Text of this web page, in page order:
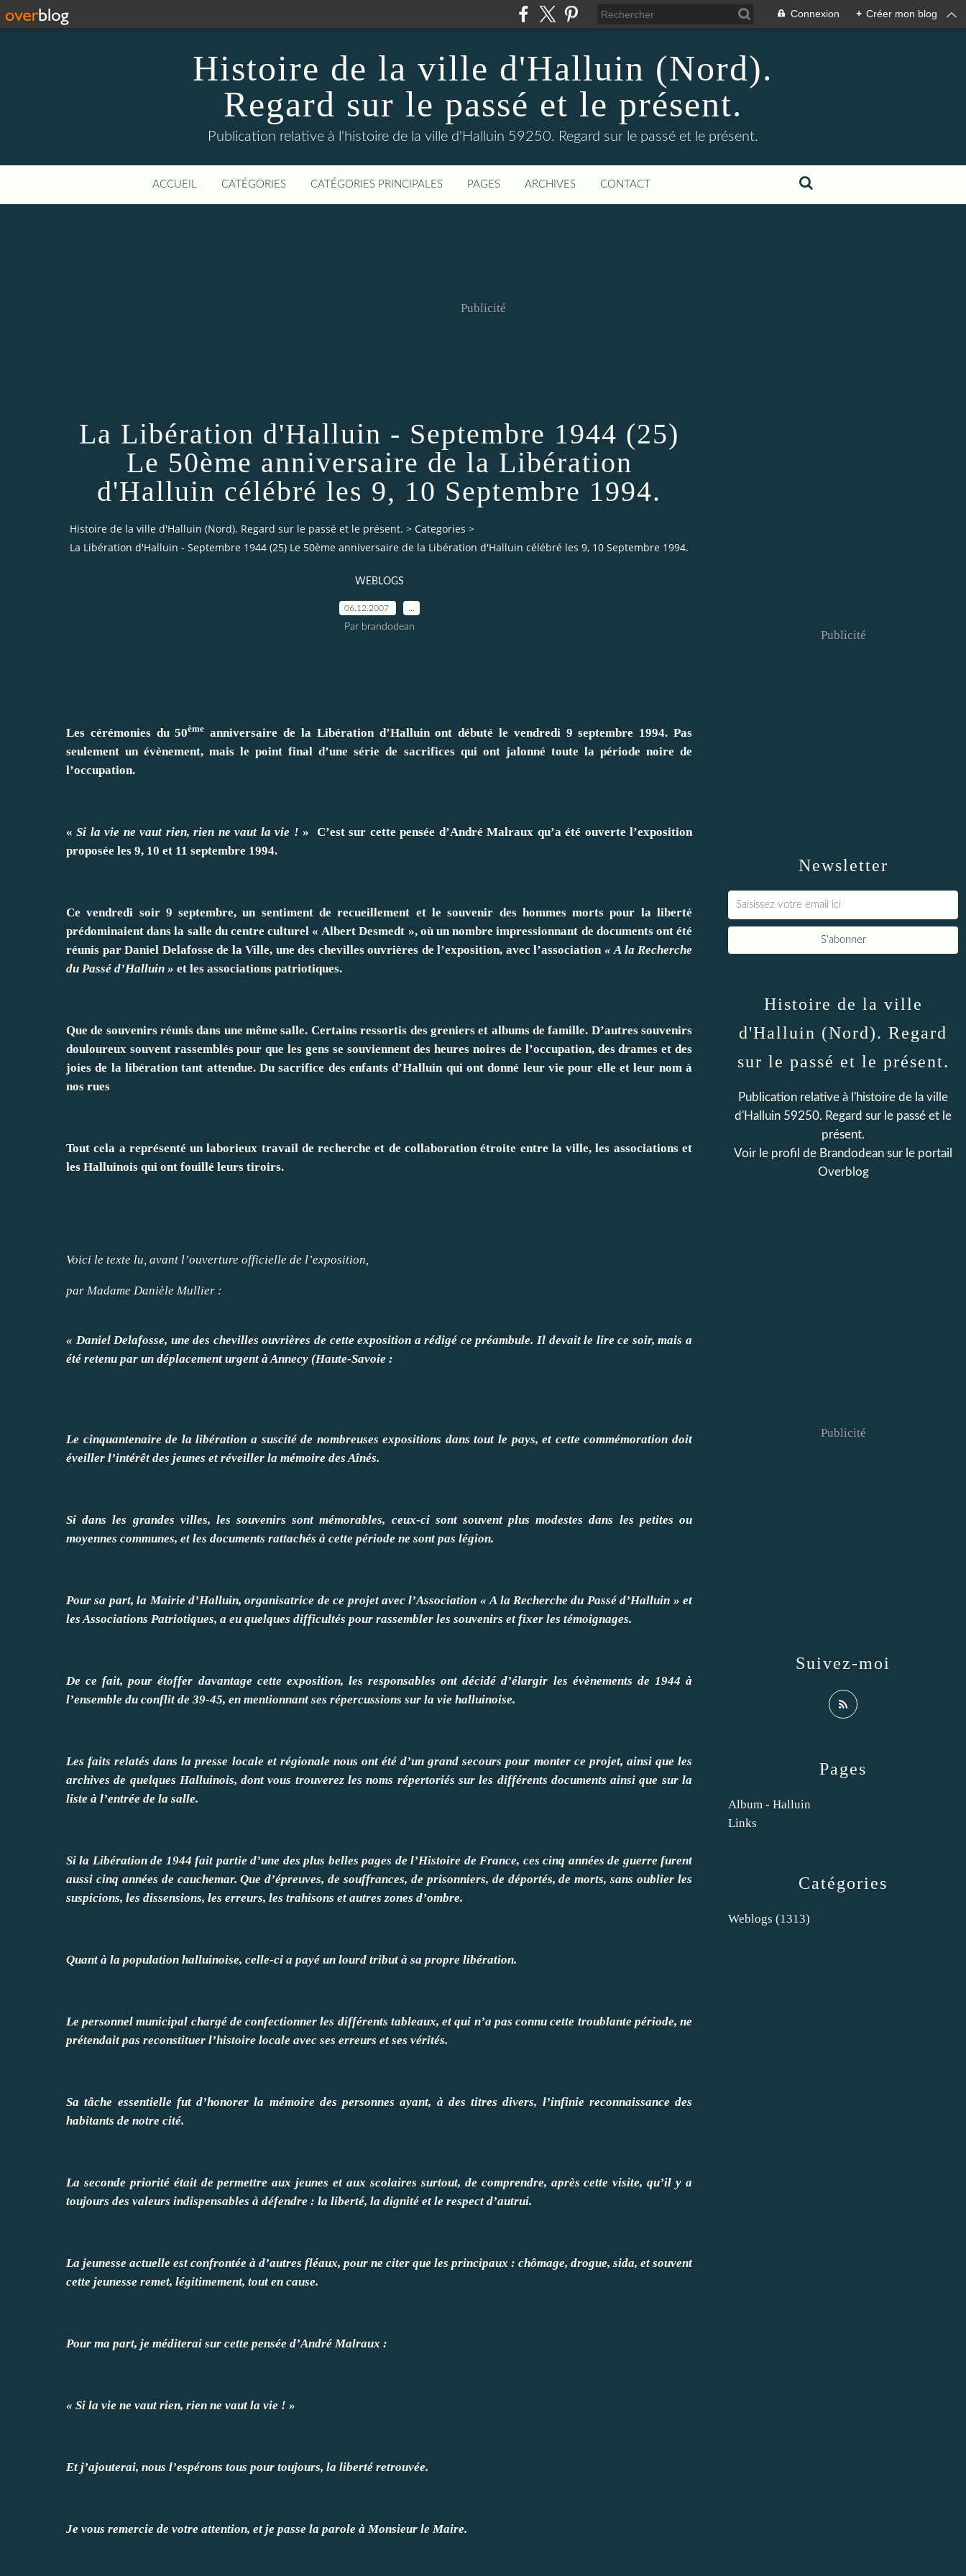
Connexion + Créer mon blog
Histoire de la ville d'Halluin (Nord).
Regard sur le passé et le présent.
Publication relative à l'histoire de la ville d'Halluin 59250. Regard sur le passé et le présent.
ACCUEIL CATÉGORIES CATÉGORIES PRINCIPALES PAGES ARCHIVES CONTACT
Publicité
La Libération d'Halluin - Septembre 1944 (25)
Le 50ème anniversaire de la Libération
d'Halluin célébré les 9, 10 Septembre 1994.
Histoire de la ville d'Halluin (Nord). Regard sur le passé et le présent. > Categories >
La Libération d'Halluin - Septembre 1944 (25) Le 50ème anniversaire de la Libération d'Halluin célébré les 9, 10 Septembre 1994.
WEBLOGS
06.12.2007
Par brandodean
Les cérémonies du 50ème anniversaire de la Libération d’Halluin ont débuté le vendredi 9 septembre 1994. Pas
seulement un évènement, mais le point final d’une série de sacrifices qui ont jalonné toute la période noire de
l’occupation.
«Si la vie ne vaut rien, rien ne vaut la vie ! » C’est sur cette pensée d’André Malraux qu’a été ouverte l’exposition
proposée les 9, 10 et 11 septembre 1994.
Ce vendredi soir 9 septembre, un sentiment de recueillement et le souvenir des hommes morts pour la liberté
prédominaient dans la salle du centre culturel « Albert Desmedt », où un nombre impressionnant de documents ont été
réunis par Daniel Delafosse de la Ville, une des chevilles ouvrières de l’exposition, avec l’association « A la Recherche
du Passé d’Halluin » et les associations patriotiques.
Que de souvenirs réunis dans une même salle. Certains ressortis des greniers et albums de famille. D’autres souvenirs
douloureux souvent rassemblés pour que les gens se souviennent des heures noires de l’occupation, des drames et des
joies de la libération tant attendue. Du sacrifice des enfants d’Halluin qui ont donné leur vie pour elle et leur nom à
nos rues
Tout cela a représenté un laborieux travail de recherche et de collaboration étroite entre la ville, les associations et
les Halluinois qui ont fouillé leurs tiroirs.
Voici le texte lu, avant l’ouverture officielle de l’exposition,
par Madame Danièle Mullier :
« Daniel Delafosse, une des chevilles ouvrières de cette exposition a rédigé ce préambule. Il devait le lire ce soir, mais a
été retenu par un déplacement urgent à Annecy (Haute-Savoie :
Le cinquantenaire de la libération a suscité de nombreuses expositions dans tout le pays, et cette commémoration doit
éveiller l’intérêt des jeunes et réveiller la mémoire des Aînés.
Si dans les grandes villes, les souvenirs sont mémorables, ceux-ci sont souvent plus modestes dans les petites ou
moyennes communes, et les documents rattachés à cette période ne sont pas légion.
Pour sa part, la Mairie d’Halluin, organisatrice de ce projet avec l’Association « A la Recherche du Passé d’Halluin » et
les Associations Patriotiques, a eu quelques difficultés pour rassembler les souvenirs et fixer les témoignages.
De ce fait, pour étoffer davantage cette exposition, les responsables ont décidé d’élargir les évènements de 1944 à
l’ensemble du conflit de 39-45, en mentionnant ses répercussions sur la vie halluinoise.
Les faits relatés dans la presse locale et régionale nous ont été d’un grand secours pour monter ce projet, ainsi que les
archives de quelques Halluinois, dont vous trouverez les noms répertoriés sur les différents documents ainsi que sur la
liste à l’entrée de la salle.
Si la Libération de 1944 fait partie d’une des plus belles pages de l’Histoire de France, ces cinq années de guerre furent
aussi cinq années de cauchemar. Que d’épreuves, de souffrances, de prisonniers, de déportés, de morts, sans oublier les
suspicions, les dissensions, les erreurs, les trahisons et autres zones d’ombre.
Quant à la population halluinoise, celle-ci a payé un lourd tribut à sa propre libération.
Le personnel municipal chargé de confectionner les différents tableaux, et qui n’a pas connu cette troublante période, ne
prétendait pas reconstituer l’histoire locale avec ses erreurs et ses vérités.
Sa tâche essentielle fut d’honorer la mémoire des personnes ayant, à des titres divers, l’infinie reconnaissance des
habitants de notre cité.
La seconde priorité était de permettre aux jeunes et aux scolaires surtout, de comprendre, après cette visite, qu’il y a
toujours des valeurs indispensables à défendre : la liberté, la dignité et le respect d’autrui.
La jeunesse actuelle est confrontée à d’autres fléaux, pour ne citer que les principaux : chômage, drogue, sida, et souvent
cette jeunesse remet, légitimement, tout en cause.
Pour ma part, je méditerai sur cette pensée d’André Malraux :
« Si la vie ne vaut rien, rien ne vaut la vie ! »
Et j’ajouterai, nous l’espérons tous pour toujours, la liberté retrouvée.
Je vous remercie de votre attention, et je passe la parole à Monsieur le Maire.
Newsletter
Publicité
Catégories
Weblogs (1313)
Pages
Album - Halluin
Links
Histoire de la ville
d'Halluin (Nord). Regard
sur le passé et le présent.
Publication relative à l'histoire de la ville
d'Halluin 59250. Regard sur le passé et le
présent.
Voir le profil de Brandodean sur le portail
Overblog
Suivez-moi
Publicité